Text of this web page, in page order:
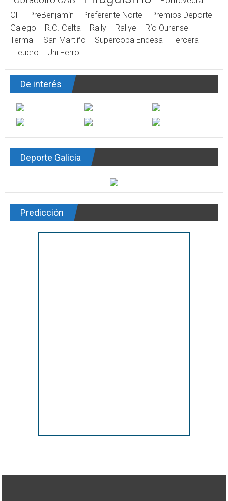
CF
PreBenjamín Preferente Norte
Premios Deporte
Galego
R.C. Celta Rally Rallye
Río Ourense
Termal
San Martiño Supercopa Endesa
Tercera
Teucro
Uni Ferrol
De interés
Deporte Galicia
Predicción